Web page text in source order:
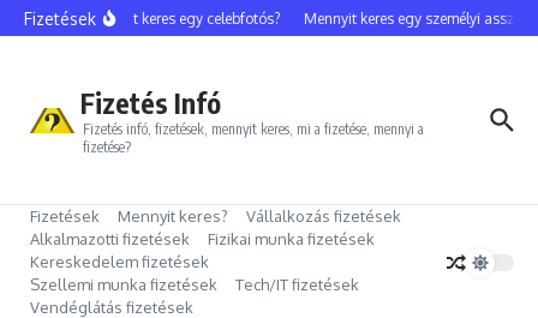
Ugrás a tartalomhoz
FizetésekMennyit keres egy celebfotós? Mennyit keres egy személyi
Fizetés Infó
Fizetés infó, fizetések, mennyit keres, mi a fizetése, mennyi a
fizetése?
Fizetések Mennyit keres?
Vállalkozás fizetések
Alkalmazotti fizetések
Fizikai munka fizetések
Kereskedelem fizetések
Szellemi munka fizetések
Tech/IT fizetések
Vendéglátás fizetések